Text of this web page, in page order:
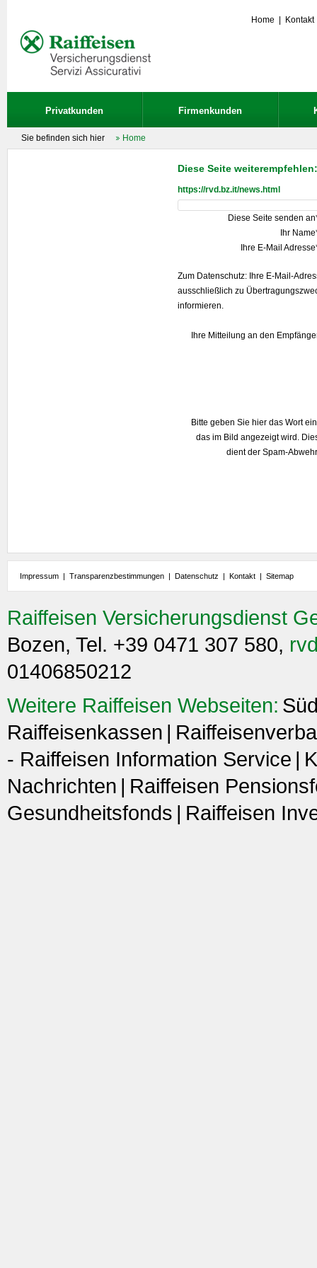
Home Kontakt
Privatkunden Firmenkunden
Sie befinden sich hier Home
Diese Seite weiterempfehlen:
https://rvd.bz.it/news.html
Diese Seite senden
Ihr
Ihre E-Mail
Zum Datenschutz: Ihre E-Mail-
ausschließlich zu
informieren.
Ihre Mitteilung an den
Bitte geben Sie hier das Wort
das im Bild angezeigt wird.
dient der Spam-
Impressum | Transparenzbestimmungen | Datenschutz | Kontakt | Sitemap
Raiffeisen Versicherungsdienst
Bozen, Tel. +39 0471 307 580,
01406850212
Weitere Raiffeisen Webseiten:
Raiffeisenkassen
- Raiffeisen Information Service
Nachrichten
Raiffeisen
Gesundheitsfonds
Raiffeisen